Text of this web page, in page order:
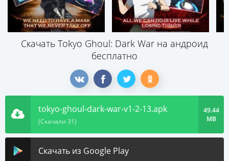
Скачать Tokyo Ghoul: Dark War на андроид
бесплатно
tokyo-ghoul-dark-war-v1-2-13.apk
(Скачали 31)
49.44
MB
Скачать из Google Play